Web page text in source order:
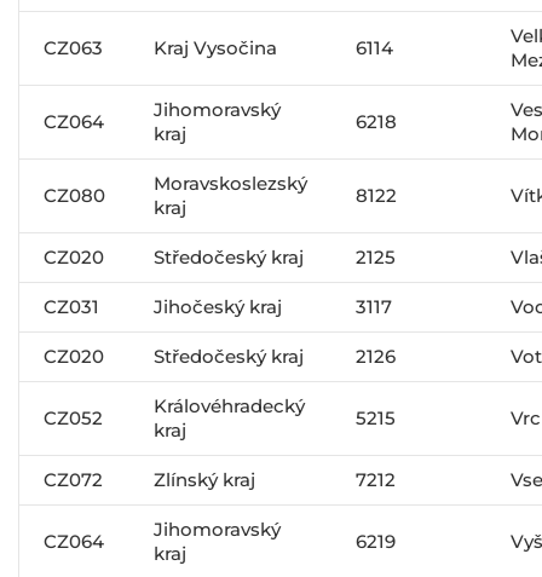
CZ063 Kraj Vysočina 6114
CZ064
Jihomoravský
kraj
6218
CZ080
Moravskoslezský
kraj
8122
CZ020 Středočeský kraj 2125
CZ031 Jihočeský kraj 3117
CZ020 Středočeský kraj 2126
CZ052
Královéhradecký
kraj
5215
CZ072 Zlínský kraj 7212
CZ064
Jihomoravský
kraj
6219